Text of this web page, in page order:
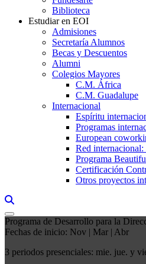
Biblioteca
Estudiar en EOI
Admisiones
Secretaría Alumnos
Becas y Descuentos
Alumni
Colegios Mayores
C.M. África
C.M. Guadalupe
Internacional
Espíritu
Programas
European
Red
Programa
Certificación
Otros proyectos
Programa de Desarrollo para la
Fechas de inicio: Nov | Mar | Abr
3 periodos presenciales: mie. jue. y